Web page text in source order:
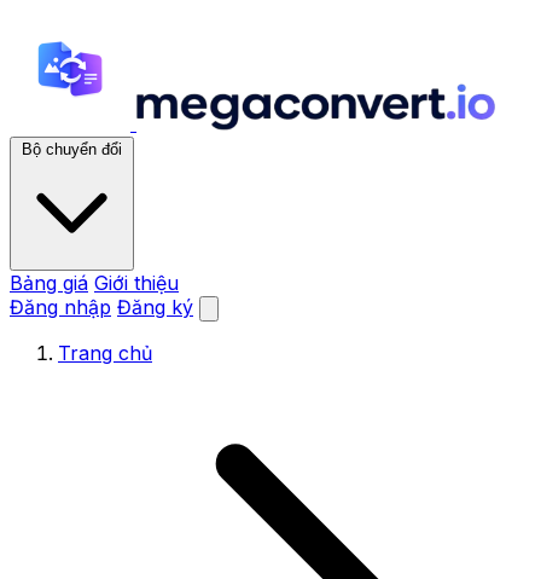
Bộ chuyển đổi
Bảng giá Giới thiệu
Đăng nhập Đăng ký
Trang chủ